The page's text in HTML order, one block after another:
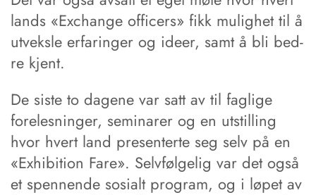
lands «Exchange officers» fikk mulighet til å
utveksle erfaringer og ideer, samt å bli bed­
re kjent.
De siste to dagene var satt av til fag­lige
forelesninger, seminarer og en utstilling
hvor hvert land presenterte seg selv på en
«Exhibition Fare». Selvfølgelig var det også
et spennende sosialt program, og i løpet av